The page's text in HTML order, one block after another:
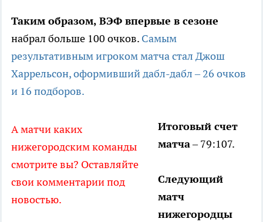
Таким образом, ВЭФ впервые в сезоне
набрал больше 100 очков. Самым
результативным игроком матча стал Джош
Харрельсон, оформивший дабл-дабл – 26 очков
и 16 подборов.
А матчи каких
нижегородским команды
смотрите вы? Оставляйте
свои комментарии под
новостью.
Итоговый счет
матча– 79:107.
Следующий
матч
нижегородцы